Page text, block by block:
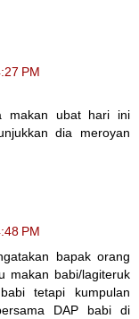
PM
makan ubat hari ini
dia meroyan
PM
bapak orang
makan babi/lagiteruk
tetapi kumpulan
DAP babi di